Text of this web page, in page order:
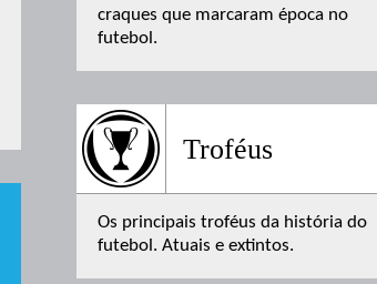
craques que marcaram época no
futebol.
Troféus
Os principais troféus da história do
futebol. Atuais e extintos.